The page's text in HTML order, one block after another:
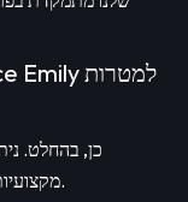
כן, בהחלט.
מקצועיות וגם אישיות, כגון יצירת תוכן או סתם לשעשוע.